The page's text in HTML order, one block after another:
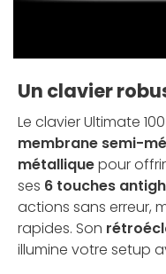
Un clavier
Le clavier Ultimate
membrane semi-
métalliquepour
ses 6 touches
actions sans erreur,
rapides. Son
illumine votre setup